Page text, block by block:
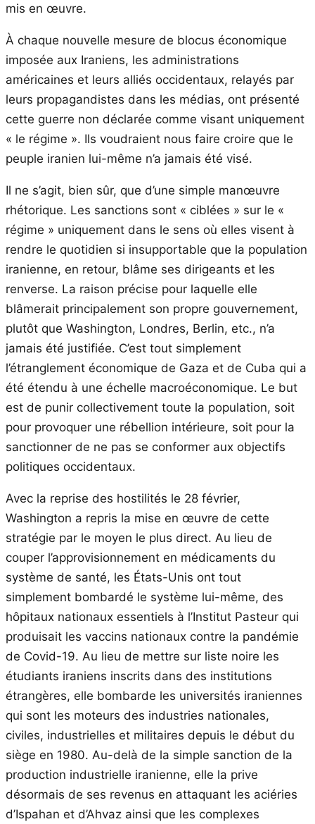
mis en œuvre.
À chaque nouvelle mesure de blocus économique
imposée aux Iraniens, les administrations
américaines et leurs alliés occidentaux, relayés par
leurs propagandistes dans les médias, ont présenté
cette guerre non déclarée comme visant uniquement
« le régime ». Ils voudraient nous faire croire que le
peuple iranien lui-même n’a jamais été visé.
Il ne s’agit, bien sûr, que d’une simple manœuvre
rhétorique. Les sanctions sont « ciblées » sur le «
régime » uniquement dans le sens où elles visent à
rendre le quotidien si insupportable que la population
iranienne, en retour, blâme ses dirigeants et les
renverse. La raison précise pour laquelle elle
blâmerait principalement son propre gouvernement,
plutôt que Washington, Londres, Berlin, etc., n’a
jamais été justifiée. C’est tout simplement
l’étranglement économique de Gaza et de Cuba qui a
été étendu à une échelle macroéconomique. Le but
est de punir collectivement toute la population, soit
pour provoquer une rébellion intérieure, soit pour la
sanctionner de ne pas se conformer aux objectifs
politiques occidentaux.
Avec la reprise des hostilités le 28 février,
Washington a repris la mise en œuvre de cette
stratégie par le moyen le plus direct. Au lieu de
couper l’approvisionnement en médicaments du
système de santé, les États-Unis ont tout
simplement bombardé le système lui-même, des
hôpitaux nationaux essentiels à l’Institut Pasteur qui
produisait les vaccins nationaux contre la pandémie
de Covid-19. Au lieu de mettre sur liste noire les
étudiants iraniens inscrits dans des institutions
étrangères, elle bombarde les universités iraniennes
qui sont les moteurs des industries nationales,
civiles, industrielles et militaires depuis le début du
siège en 1980. Au-delà de la simple sanction de la
production industrielle iranienne, elle la prive
désormais de ses revenus en attaquant les aciéries
d’Ispahan et d’Ahvaz ainsi que les complexes